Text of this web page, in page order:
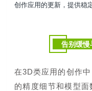
创作应用的更新，提供稳
告别缓慢
在3D类应用的创作
的精度细节和模型